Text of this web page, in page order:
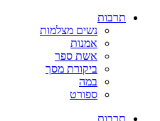
תרבות
נשים מצלמות
אמנות
אשת ספר
ביקורת מסך
במה
ספורט
תרבות